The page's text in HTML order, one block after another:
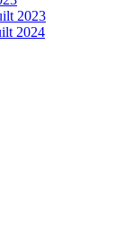
2023
2024